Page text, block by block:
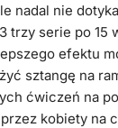
nadal nie
trzy serie po 15
efektu
sztangę na
ćwiczeń na
kobiety na